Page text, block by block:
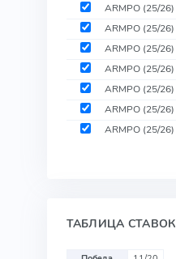
ARMPO (25/26)
ARMPO (25/26)
ARMPO (25/26)
ARMPO (25/26)
ARMPO (25/26)
ARMPO (25/26)
ARMPO (25/26)
ТАБЛИЦА СТАВОК